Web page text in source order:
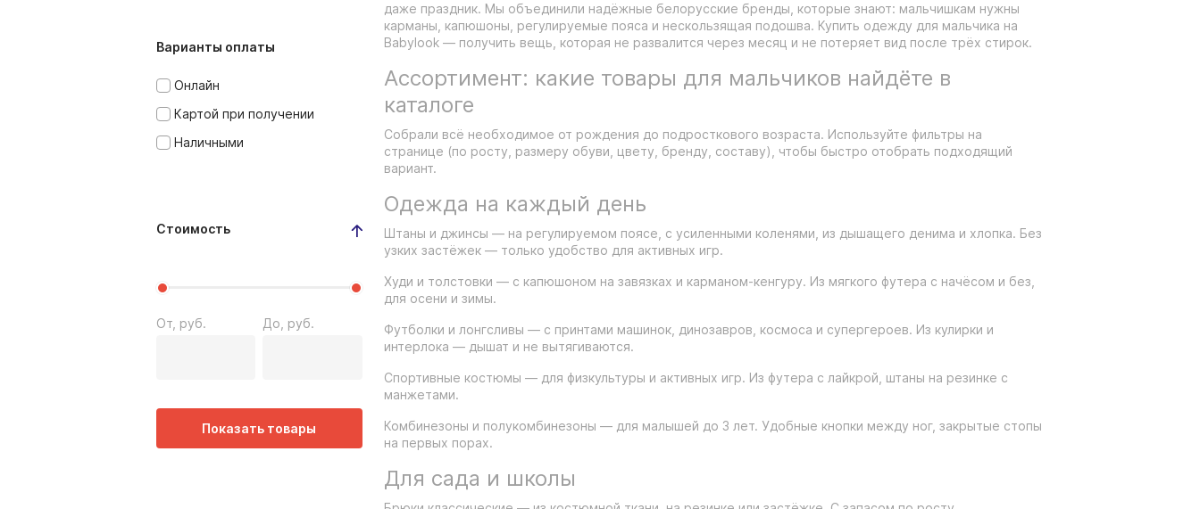
Варианты оплаты
Онлайн
Картой при получении
Наличными
Стоимость
От, руб. До, руб.
Показать товары
даже праздник. Мы объединили надёжные белорусские бренды, которые знают: мальчишкам нужны
карманы, капюшоны, регулируемые пояса и нескользящая подошва. Купить одежду для мальчика на
Babylook — получить вещь, которая не развалится через месяц и не потеряет вид после трёх стирок.
Ассортимент: какие товары для мальчиков найдёте в
каталоге
Собрали всё необходимое от рождения до подросткового возраста. Используйте фильтры на
странице (по росту, размеру обуви, цвету, бренду, составу), чтобы быстро отобрать подходящий
вариант.
Одежда на каждый день
Штаны и джинсы — на регулируемом поясе, с усиленными коленями, из дышащего денима и хлопка. Без
узких застёжек — только удобство для активных игр.
Худи и толстовки — с капюшоном на завязках и карманом-кенгуру. Из мягкого футера с начёсом и без,
для осени и зимы.
Футболки и лонгсливы — с принтами машинок, динозавров, космоса и супергероев. Из кулирки и
интерлока — дышат и не вытягиваются.
Спортивные костюмы — для физкультуры и активных игр. Из футера с лайкрой, штаны на резинке с
манжетами.
Комбинезоны и полукомбинезоны — для малышей до 3 лет. Удобные кнопки между ног, закрытые стопы
на первых порах.
Для сада и школы